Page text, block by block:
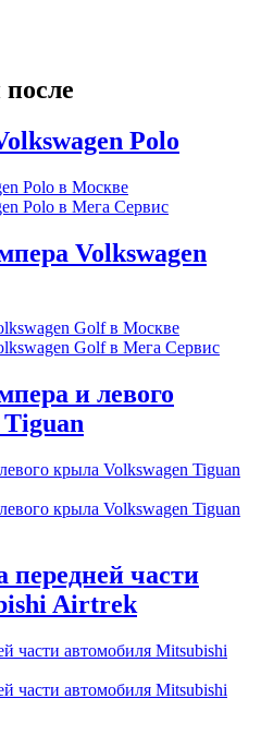
Polo
Volkswagen
и левого
передней части
Airtrek